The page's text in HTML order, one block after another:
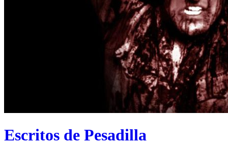
Escritos de Pesadilla